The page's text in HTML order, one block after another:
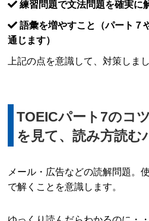
練習問題で文法問題を確実に
語彙を増やすこと（パート７
通じます）
上記の点を意識して、対策しまし
TOEICパート7のコ
を見て、読み方読む
メール・広告などの読解問題。
で解くことを意識します。